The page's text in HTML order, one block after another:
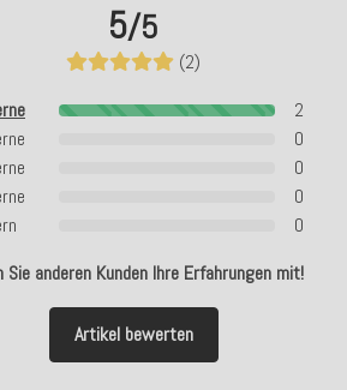
5/5
(2)
2
0
0
0
0
Sie anderen Kunden Ihre Erfahrungen mit!
Artikel bewerten